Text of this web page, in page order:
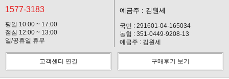
1577-3183
평일 10:00 ~ 17:00
점심 12:00 ~ 13:00
일/공휴일 휴무
예금주 : 김원세
국민 : 291601-04-165034
농협 : 351-0449-9208-13
예금주 : 김원세
고객센터 연결 구매후기 보기